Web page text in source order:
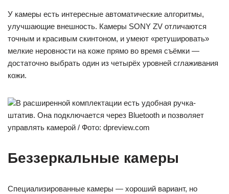
У камеры есть интересные автоматические алгоритмы,
улучшающие внешность. Камеры SONY ZV отличаются
точным и красивым скинтоном, и умеют «ретушировать»
мелкие неровности на коже прямо во время съёмки —
достаточно выбрать один из четырёх уровней сглаживания
кожи.
В расширенной комплектации есть удобная ручка-
штатив. Она подключается через Bluetooth и позволяет
управлять камерой / Фото: dpreview.com
Беззеркальные камеры
Специализированные камеры — хороший вариант, но